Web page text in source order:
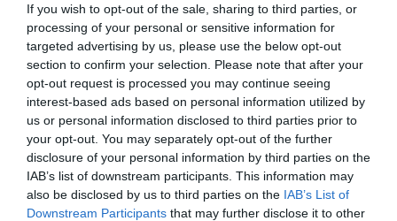
If you wish to opt-out of the sale, sharing to third parties, or
processing of your personal or sensitive information for
targeted advertising by us, please use the below opt-out
section to confirm your selection. Please note that after your
opt-out request is processed you may continue seeing
interest-based ads based on personal information utilized by
us or personal information disclosed to third parties prior to
your opt-out. You may separately opt-out of the further
disclosure of your personal information by third parties on the
IAB’s list of downstream participants. This information may
also be disclosed by us to third parties on the IAB’s List of
Downstream Participants that may further disclose it to other
ΟΙΚΟΝΟΜΙΑ
Ο χάρτης πληρωμών και ελαφρύνσεων για το
2026: Τι να περιμένουν αγρότες,
συνταξιούχοι, ενοικιαστές, ιδιοκτήτες και
μισθωτοί
Μετά την ψήφιση του Προϋπολογισμού
20.12.2025 - 08:48